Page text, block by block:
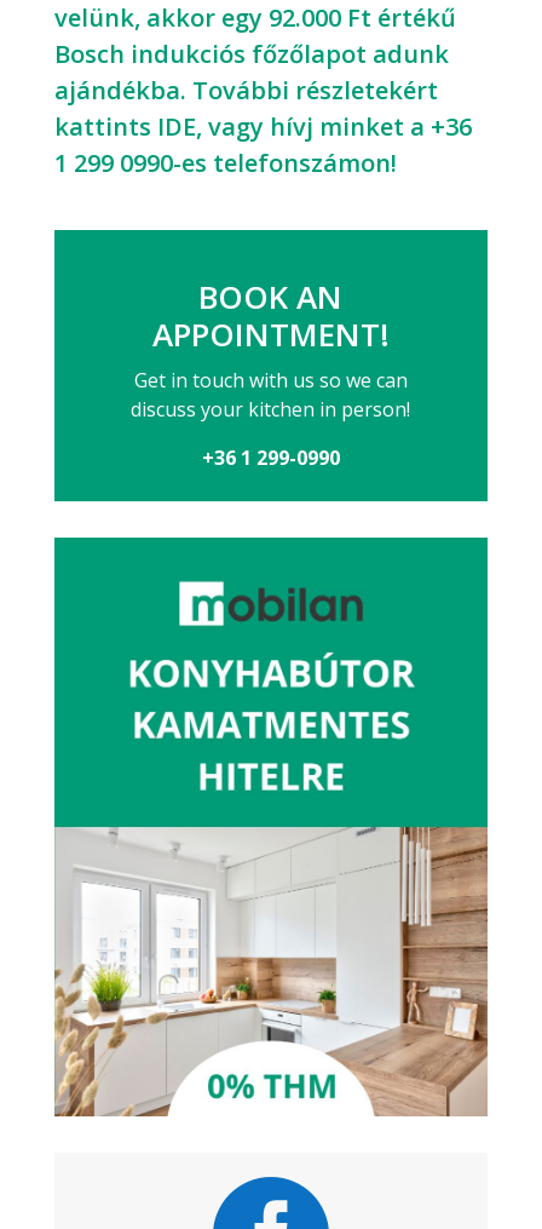
velünk, akkor egy 92.000 Ft értékű
Bosch indukciós főzőlapot adunk
ajándékba. További részletekért
kattints IDE, vagy hívj minket a +36
1 299 0990-es telefonszámon!
BOOK AN
APPOINTMENT!
Get in touch with us so we can
discuss your kitchen in person!
+36 1 299-0990